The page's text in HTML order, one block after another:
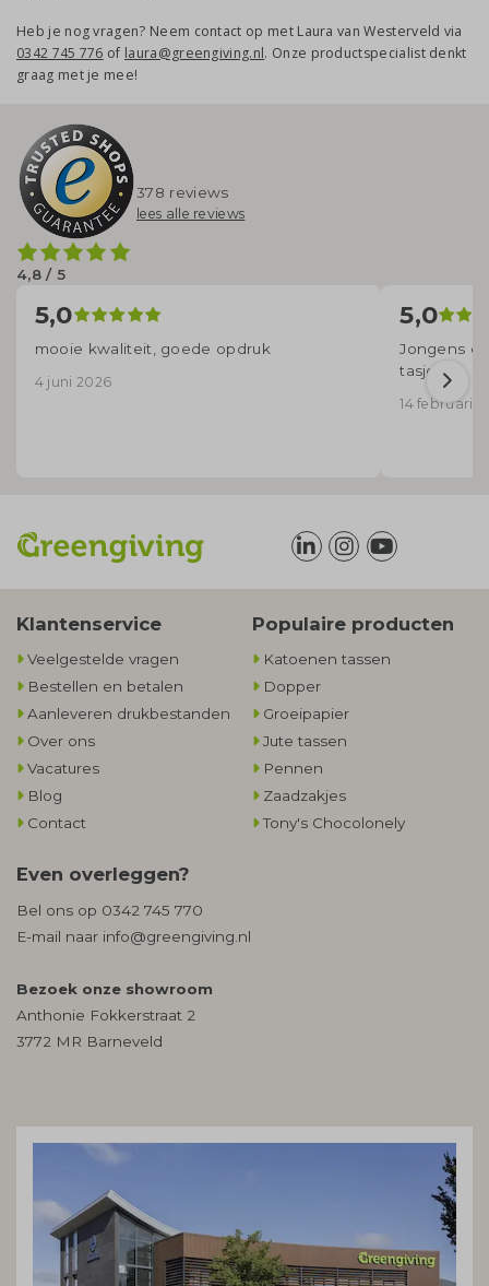
Heb je nog vragen? Neem contact op met Laura van Westerveld via
0342 745 776 of laura@greengiving.nl. Onze productspecialist denkt
graag met je mee!
4,8 / 5
378 reviews
lees alle reviews
5,0
mooie kwaliteit, goede opdruk
4 juni 2026
5,0
Jongens
tasjes
14 februari
Klantenservice
Veelgestelde vragen
Bestellen en betalen
Aanleveren drukbestanden
Over ons
Vacatures
Blog
Contact
Populaire producten
Katoenen tassen
Dopper
Groeipapier
Jute tassen
Pennen
Zaadzakjes
Tony's Chocolonely
Even overleggen?
Bel ons op 0342 745 770
E-mail naar info@greengiving.nl
Bezoek onze showroom
Anthonie Fokkerstraat 2
3772 MR Barneveld